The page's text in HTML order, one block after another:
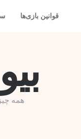
قوانین بازی‌ها
همه